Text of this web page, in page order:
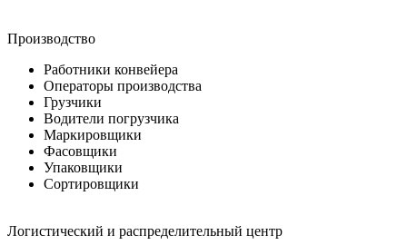
Производство
Работники конвейера
Операторы производства
Грузчики
Водители погрузчика
Маркировщики
Фасовщики
Упаковщики
Сортировщики
Логистический и распределительный центр